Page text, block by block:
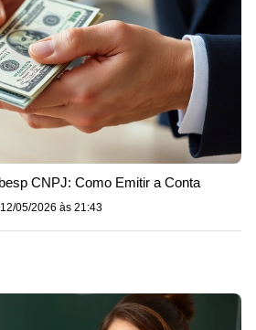
CNPJ: Como Emitir a Conta
12/05/2026 às 21:43